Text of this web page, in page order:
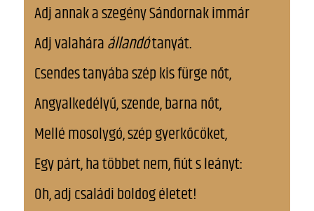
Adj annak a szegény Sándornak immár
Adj valaháraállandótanyát.
Csendes tanyába szép kis fürge nőt,
Angyalkedélyű, szende, barna nőt,
Mellé mosolygó, szép gyerkőcöket,
Egy párt, ha többet nem, fiút s leányt:
Oh, adj családi boldog életet!